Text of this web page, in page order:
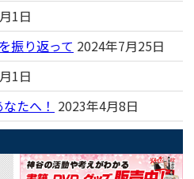
1日
振り返って 2024年7月25日
1日
たへ！ 2023年4月8日